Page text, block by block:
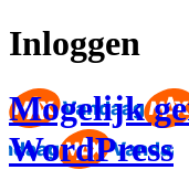
Inloggen
Mogelijk
WordPress